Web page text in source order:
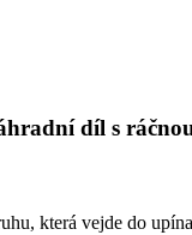
díl s
která vejde do